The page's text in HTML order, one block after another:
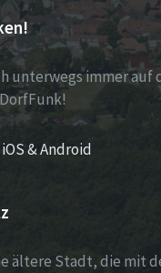
unterwegs immer auf
& Android
ältere Stadt, die mit